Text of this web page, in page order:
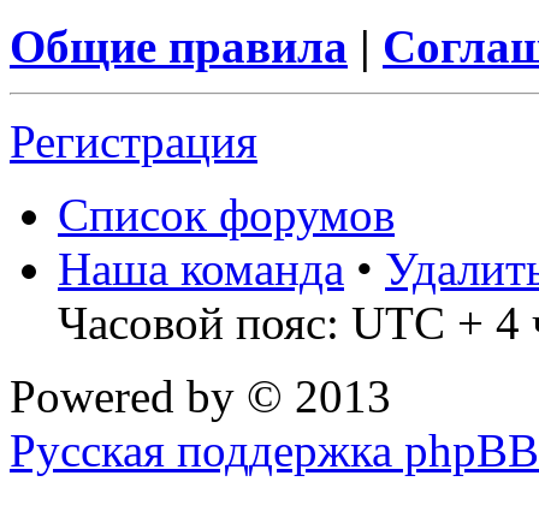
Общие правила |
Регистрация
Список форумов
Наша команда •
Часовой пояс: UTC + 4
Powered by © 2013
Русская поддержка phpBB